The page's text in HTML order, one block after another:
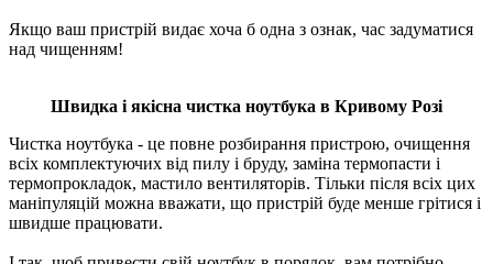
Якщо ваш пристрій видає хоча б одна з ознак, час задуматися
над чищенням!
Швидка і якісна чистка ноутбука в Кривому Розі
Чистка ноутбука - це повне розбирання пристрою, очищення
всіх комплектуючих від пилу і бруду, заміна термопасти і
термопрокладок, мастило вентиляторів. Тільки після всіх цих
маніпуляцій можна вважати, що пристрій буде менше грітися і
швидше працювати.